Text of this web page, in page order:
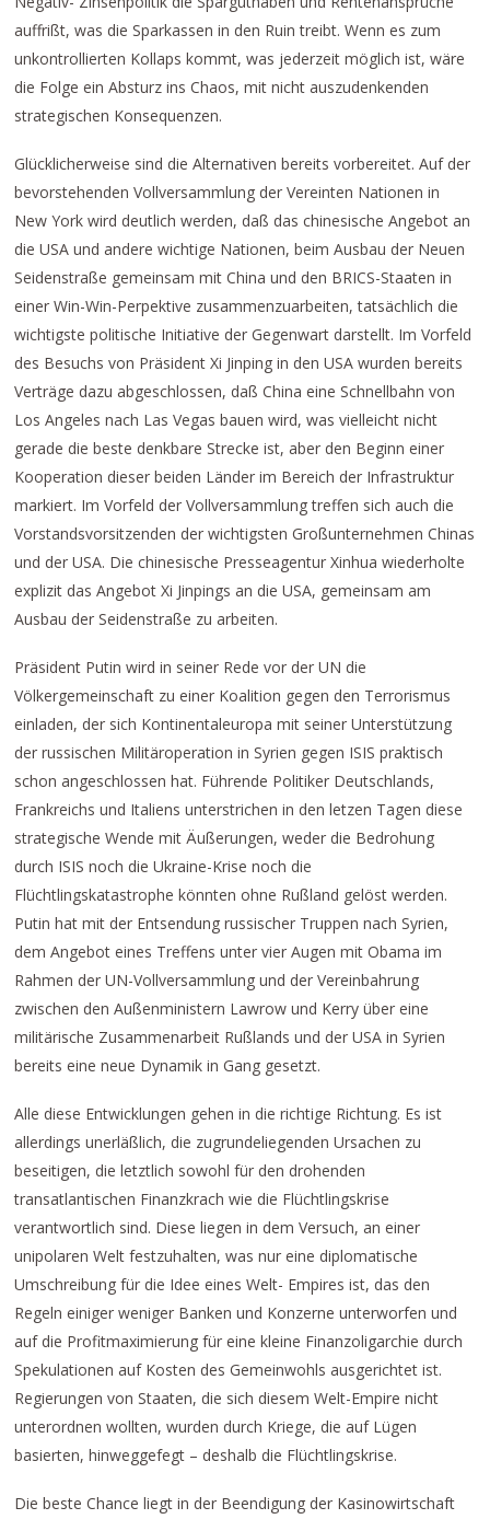
auffrißt, was die Sparkassen in den Ruin treibt. Wenn es zum
unkontrollierten Kollaps kommt, was jederzeit möglich ist, wäre
die Folge ein Absturz ins Chaos, mit nicht auszudenkenden
strategischen Konsequenzen.
Glücklicherweise sind die Alternativen bereits vorbereitet. Auf der
bevorstehenden Vollversammlung der Vereinten Nationen in
New York wird deutlich werden, daß das chinesische Angebot an
die USA und andere wichtige Nationen, beim Ausbau der Neuen
Seidenstraße gemeinsam mit China und den BRICS-Staaten in
einer Win-Win-Perpektive zusammenzuarbeiten, tatsächlich die
wichtigste politische Initiative der Gegenwart darstellt. Im Vorfeld
des Besuchs von Präsident Xi Jinping in den USA wurden bereits
Verträge dazu abgeschlossen, daß China eine Schnellbahn von
Los Angeles nach Las Vegas bauen wird, was vielleicht nicht
gerade die beste denkbare Strecke ist, aber den Beginn einer
Kooperation dieser beiden Länder im Bereich der Infrastruktur
markiert. Im Vorfeld der Vollversammlung treffen sich auch die
Vorstandsvorsitzenden der wichtigsten Großunternehmen Chinas
und der USA. Die chinesische Presseagentur Xinhua wiederholte
explizit das Angebot Xi Jinpings an die USA, gemeinsam am
Ausbau der Seidenstraße zu arbeiten.
Präsident Putin wird in seiner Rede vor der UN die
Völkergemeinschaft zu einer Koalition gegen den Terrorismus
einladen, der sich Kontinentaleuropa mit seiner Unterstützung
der russischen Militäroperation in Syrien gegen ISIS praktisch
schon angeschlossen hat. Führende Politiker Deutschlands,
Frankreichs und Italiens unterstrichen in den letzen Tagen diese
strategische Wende mit Äußerungen, weder die Bedrohung
durch ISIS noch die Ukraine-Krise noch die
Flüchtlingskatastrophe könnten ohne Rußland gelöst werden.
Putin hat mit der Entsendung russischer Truppen nach Syrien,
dem Angebot eines Treffens unter vier Augen mit Obama im
Rahmen der UN-Vollversammlung und der Vereinbahrung
zwischen den Außenministern Lawrow und Kerry über eine
militärische Zusammenarbeit Rußlands und der USA in Syrien
bereits eine neue Dynamik in Gang gesetzt.
Alle diese Entwicklungen gehen in die richtige Richtung. Es ist
allerdings unerläßlich, die zugrundeliegenden Ursachen zu
beseitigen, die letztlich sowohl für den drohenden
transatlantischen Finanzkrach wie die Flüchtlingskrise
verantwortlich sind. Diese liegen in dem Versuch, an einer
unipolaren Welt festzuhalten, was nur eine diplomatische
Umschreibung für die Idee eines Welt- Empires ist, das den
Regeln einiger weniger Banken und Konzerne unterworfen und
auf die Profitmaximierung für eine kleine Finanzoligarchie durch
Spekulationen auf Kosten des Gemeinwohls ausgerichtet ist.
Regierungen von Staaten, die sich diesem Welt-Empire nicht
unterordnen wollten, wurden durch Kriege, die auf Lügen
basierten, hinweggefegt – deshalb die Flüchtlingskrise.
Die beste Chance liegt in der Beendigung der Kasinowirtschaft